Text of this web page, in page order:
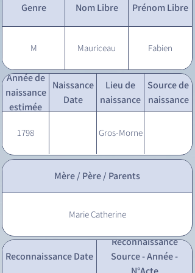
Genre Nom Libre Prénom Libre
M Mauriceau Fabien
Année de
naissance
estimée
Naissance
Date
Lieu de
naissance
Source de
naissance
1798 Gros-Morne
Mère / Père / Parents
Marie Catherine
Reconnaissance Date
Reconnaissance
Source - Année -